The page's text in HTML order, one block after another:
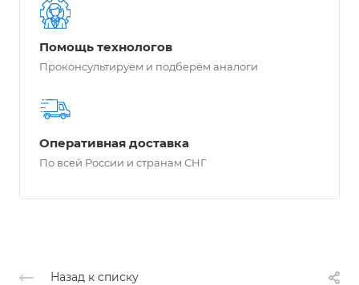
Помощь технологов
Проконсультируем и подберём аналоги
Оперативная доставка
По всей России и странам СНГ
Назад к списку